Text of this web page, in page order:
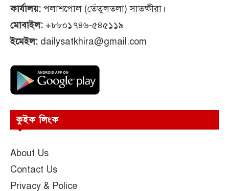
কার্যালয়: পলাশপোল (তেঁতুলতলা) সাতক্ষীরা।
মোবাইল: +৮৮০১৭৪৬-৫৪৫১১৯
ইমেইল: dailysatkhira@gmail.com
কুইক লিংক
About Us
Contact Us
Privacy & Police